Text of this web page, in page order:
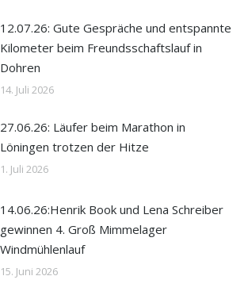
12.07.26: Gute Gespräche und entspannte
Kilometer beim Freundsschaftslauf in
Dohren
14. Juli 2026
27.06.26: Läufer beim Marathon in
Löningen trotzen der Hitze
1. Juli 2026
14.06.26:Henrik Book und Lena Schreiber
gewinnen 4. Groß Mimmelager
Windmühlenlauf
15. Juni 2026